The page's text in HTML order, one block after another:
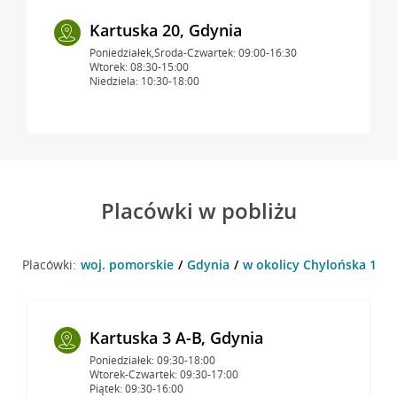
Kartuska 20, Gdynia
Poniedziałek,Środa-Czwartek: 09:00-16:30
Wtorek: 08:30-15:00
Niedziela: 10:30-18:00
Placówki w pobliżu
Placówki: woj. pomorskie Gdynia w okolicy Chylońska 126
Kartuska 3 A-B, Gdynia
Poniedziałek: 09:30-18:00
Wtorek-Czwartek: 09:30-17:00
Piątek: 09:30-16:00